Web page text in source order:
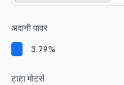
अदानी पावर
3.79%
टाटा मोटर्स